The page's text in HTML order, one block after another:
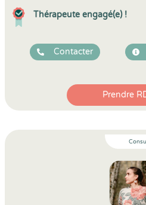
Thérapeute engagé(e) !
Contacter
Prendre